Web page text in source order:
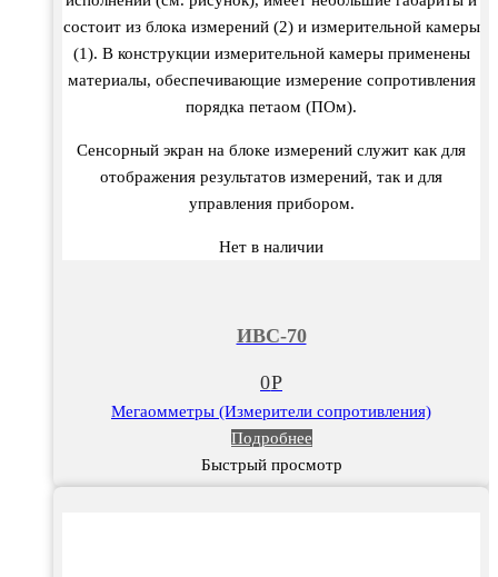
состоит из блока измерений (2) и измерительной камеры
(1). В конструкции измерительной камеры применены
материалы, обеспечивающие измерение сопротивления
порядка петаом (ПОм).
Сенсорный экран на блоке измерений служит как для
отображения результатов измерений, так и для
управления прибором.
Нет в наличии
ИВС-70
0Р
Мегаомметры (Измерители сопротивления)
Подробнее
Быстрый просмотр